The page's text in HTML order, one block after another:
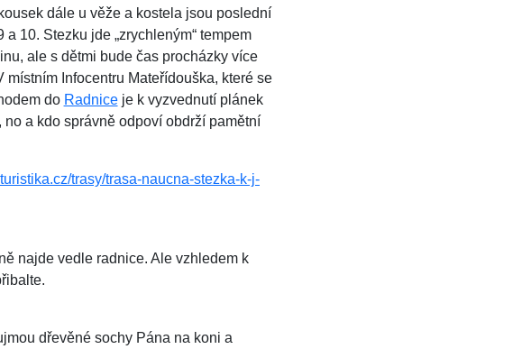
dále u věže a kostela jsou poslední
a 10. Stezku jde „zrychleným“ tempem
ale s dětmi bude čas procházky více
místním Infocentru Mateřídouška, které se
do Radniceje k vyzvednutí plánek
no a kdo správně odpoví obdrží pamětní
trasy/trasa-naucna-stezka-k-j-
najde vedle radnice. Ale vzhledem k
dřevěné sochy Pána na koni a